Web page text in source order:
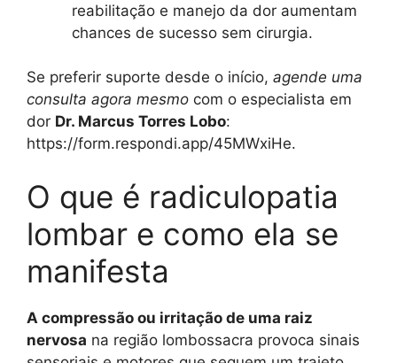
reabilitação e manejo da dor aumentam
chances de sucesso sem cirurgia.
Se preferir suporte desde o início, agende uma
consulta agora mesmo com o especialista em
dor Dr. Marcus Torres Lobo:
https://form.respondi.app/45MWxiHe.
O que é radiculopatia
lombar e como ela se
manifesta
A compressão ou irritação de uma raiz
nervosa na região lombossacra provoca sinais